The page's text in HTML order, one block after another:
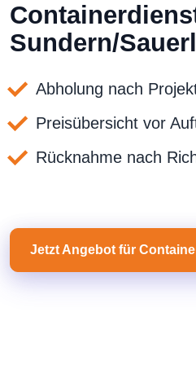
Sundern/
Abholung nach
Preisübersicht vor
Rücknahme nach
Jetzt Angebot für